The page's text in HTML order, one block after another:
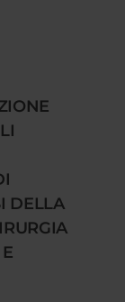
DELLA